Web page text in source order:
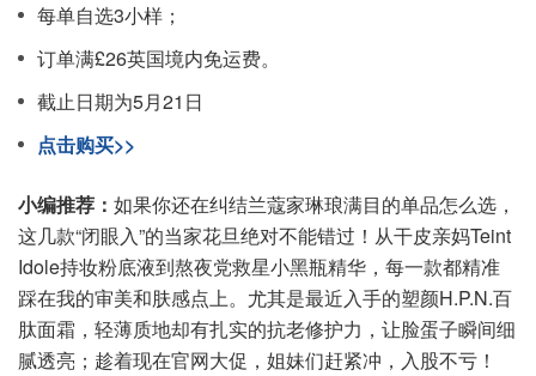
每单自选3小样；
订单满£26英国境内免运费。
截止日期为5月21日
点击购买>>
小编推荐： 如果你还在纠结兰蔻家琳琅满目的单品怎么选，
这几款“闭眼入”的当家花旦绝对不能错过！从干皮亲妈Teint
Idole持妆粉底液到熬夜党救星小黑瓶精华，每一款都精准
踩在我的审美和肤感点上。尤其是最近入手的塑颜H.P.N.百
肽面霜，轻薄质地却有扎实的抗老修护力，让脸蛋子瞬间细
腻透亮；趁着现在官网大促，姐妹们赶紧冲，入股不亏！